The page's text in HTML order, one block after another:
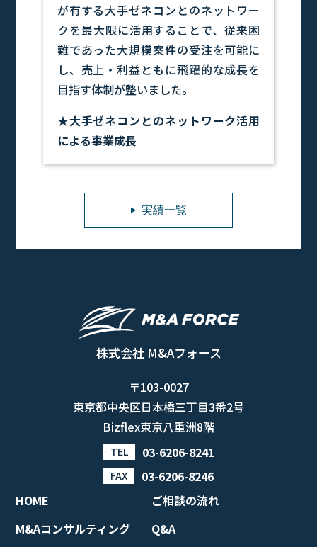
が有する大手ゼネコンとのネットワー
クを最大限に活用することで、従来困
難であった大規模案件の受注を可能に
し、売上・利益ともに飛躍的な成長を
目指す体制が整いました。
★大手ゼネコンとのネットワーク活用
による事業成長
実績一覧
株式会社 M&Aフォース
〒103-0027
東京都中央区日本橋三丁目3番2号
Bizflex東京八重洲8階
TEL 03-6206-8241
FAX
03-6206-8246
HOME
M&Aコンサルティング
ご相談の流れ
Q&A